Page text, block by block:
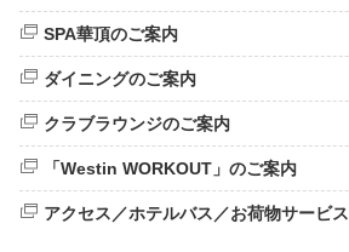
SPA華頂のご案内
ダイニングのご案内
クラブラウンジのご案内
「Westin WORKOUT」のご案内
アクセス／ホテルバス／お荷物サービス